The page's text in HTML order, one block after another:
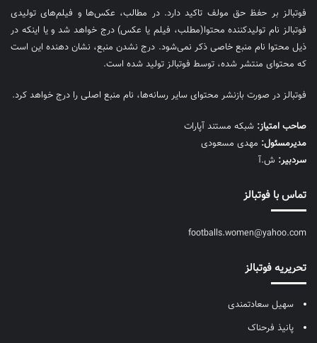
فوتبالز بر حفظ حق مولف تاکید دارد. در مطالب، عکس‌ها و فیلم‌های تولیدی
فوتبالز نام تولیدکننده محتوا(مطلب، فیلم یا عکس) درج خواهد شد و یا اینکه در
ذیل محتوا نام منبع خاصی ذکر نمی‌‎شود. درج نشدن منبع، نشان دهنده این است
که محتوای منتشر شده، توسط فوتبالز تولید شده است.
فوتبالز در صورت بازنشر محتوای سایر رسانه‌ها، نام منبع اصلی را درج خواهد کرد.
صاحب امتیاز: شبکه مستند آپارات
مديرمسئول: مهدی مسعودی
سردبیر: ش.آ
تماس با فوتبالز
footballs.women@yahoo.com
تحریریه فوتبالز
سهیل سعادتمندی
پانیذ فرحناک